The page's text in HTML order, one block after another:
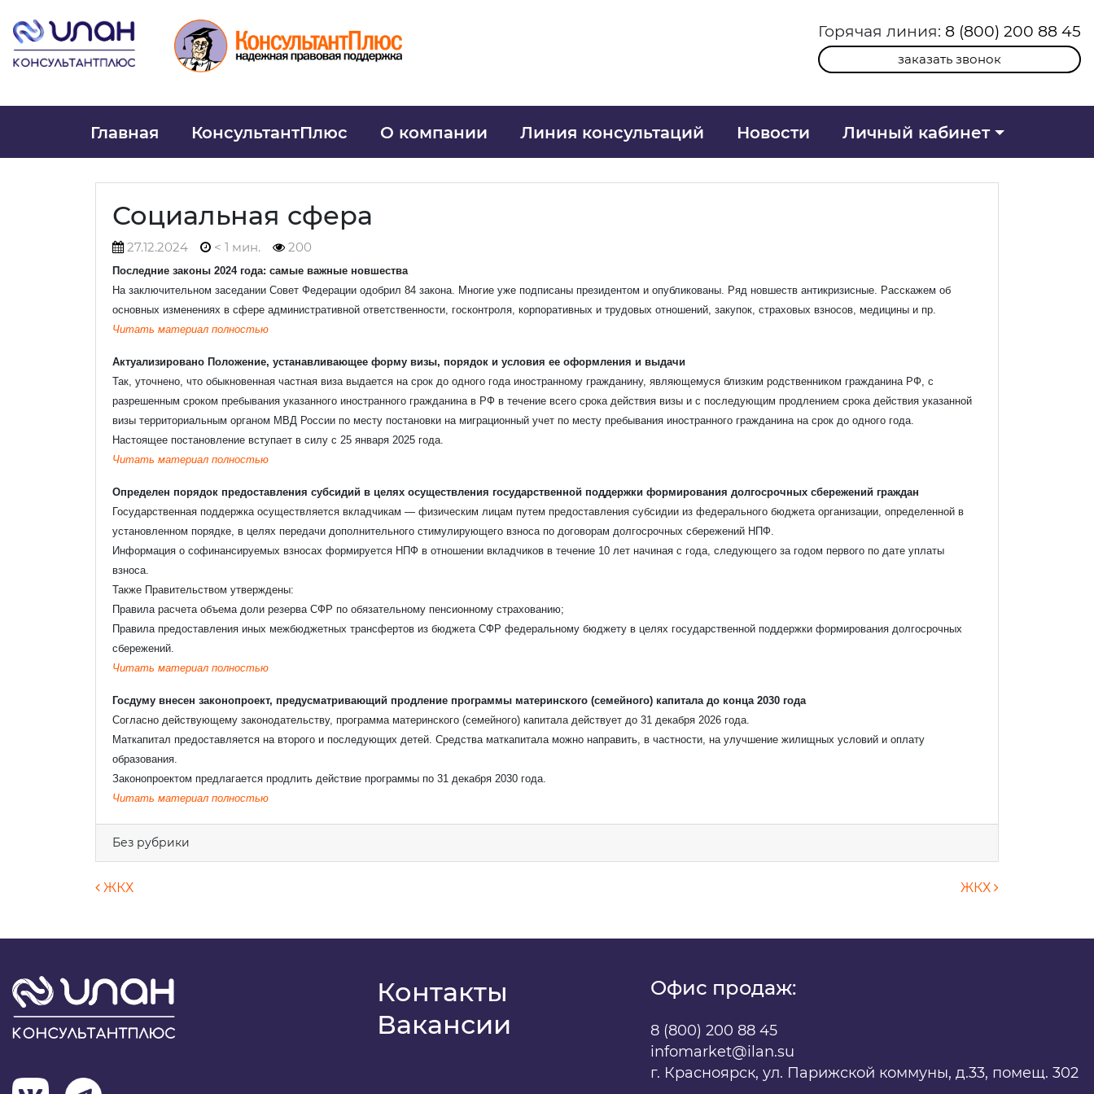
Горячая линия: 8 (800) 200 88 45
заказать звонок
Главная КонсультантПлюс О компании Линия консультаций Новости Личный кабинет
Социальная сфера
27.12.2024 < 1 мин. 200
Последние законы 2024 года: самые важные новшества
На заключительном заседании Совет Федерации одобрил 84 закона. Многие уже подписаны президентом и опубликованы. Ряд новшеств антикризисные. Расскажем об
основных изменениях в сфере административной ответственности, госконтроля, корпоративных и трудовых отношений, закупок, страховых взносов, медицины и пр.
Читать материал полностью
Актуализировано Положение, устанавливающее форму визы, порядок и условия ее оформления и выдачи
Так, уточнено, что обыкновенная частная виза выдается на срок до одного года иностранному гражданину, являющемуся близким родственником гражданина РФ, с
разрешенным сроком пребывания указанного иностранного гражданина в РФ в течение всего срока действия визы и с последующим продлением срока действия указанной
визы территориальным органом МВД России по месту постановки на миграционный учет по месту пребывания иностранного гражданина на срок до одного года.
Настоящее постановление вступает в силу с 25 января 2025 года.
Читать материал полностью
Определен порядок предоставления субсидий в целях осуществления государственной поддержки формирования долгосрочных сбережений граждан
Государственная поддержка осуществляется вкладчикам — физическим лицам путем предоставления субсидии из федерального бюджета организации, определенной в
установленном порядке, в целях передачи дополнительного стимулирующего взноса по договорам долгосрочных сбережений НПФ.
Информация о софинансируемых взносах формируется НПФ в отношении вкладчиков в течение 10 лет начиная с года, следующего за годом первого по дате уплаты
взноса.
Также Правительством утверждены:
Правила расчета объема доли резерва СФР по обязательному пенсионному страхованию;
Правила предоставления иных межбюджетных трансфертов из бюджета СФР федеральному бюджету в целях государственной поддержки формирования долгосрочных
сбережений.
Читать материал полностью
Госдуму внесен законопроект, предусматривающий продление программы материнского (семейного) капитала до конца 2030 года
Согласно действующему законодательству, программа материнского (семейного) капитала действует до 31 декабря 2026 года.
Маткапитал предоставляется на второго и последующих детей. Средства маткапитала можно направить, в частности, на улучшение жилищных условий и оплату
образования.
Законопроектом предлагается продлить действие программы по 31 декабря 2030 года.
Читать материал полностью
Без рубрики
Навигация по записям
ЖКХ ЖКХ
Контакты
Вакансии
Офис продаж:
8 (800) 200 88 45
infomarket@ilan.su
г. Красноярск, ул. Парижской коммуны, д.33, помещ. 302
Узнать стоимость комплекта
Ваше имя *
Комментарий